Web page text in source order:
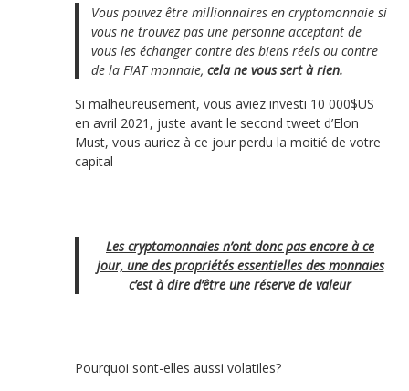
Vous pouvez être millionnaires en cryptomonnaie si
vous ne trouvez pas une personne acceptant de
vous les échanger contre des biens réels ou contre
de la FIAT monnaie,cela ne vous sert à rien.
Si malheureusement, vous aviez investi 10 000$US
en avril 2021, juste avant le second tweet d’Elon
Must, vous auriez à ce jour perdu la moitié de votre
capital
Les cryptomonnaies n’ont donc pas encore à ce
jour, une des propriétés essentielles des monnaies
c’est à dire d’être une réserve de valeur
Pourquoi sont-elles aussi volatiles?